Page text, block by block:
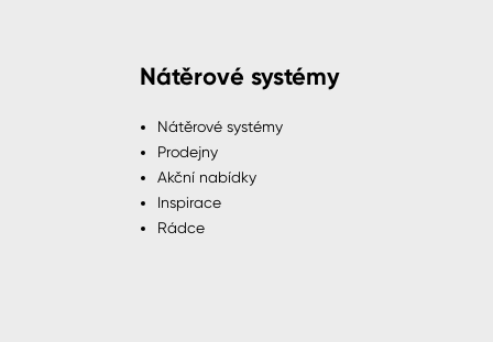
Nátěrové systémy
Nátěrové systémy
Prodejny
Akční nabídky
Inspirace
Rádce